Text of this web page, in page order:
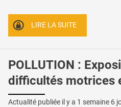
LIRE LA SUITE
POLLUTION :
difficultés motrices
Actualité publiée il y a 1 semaine 6